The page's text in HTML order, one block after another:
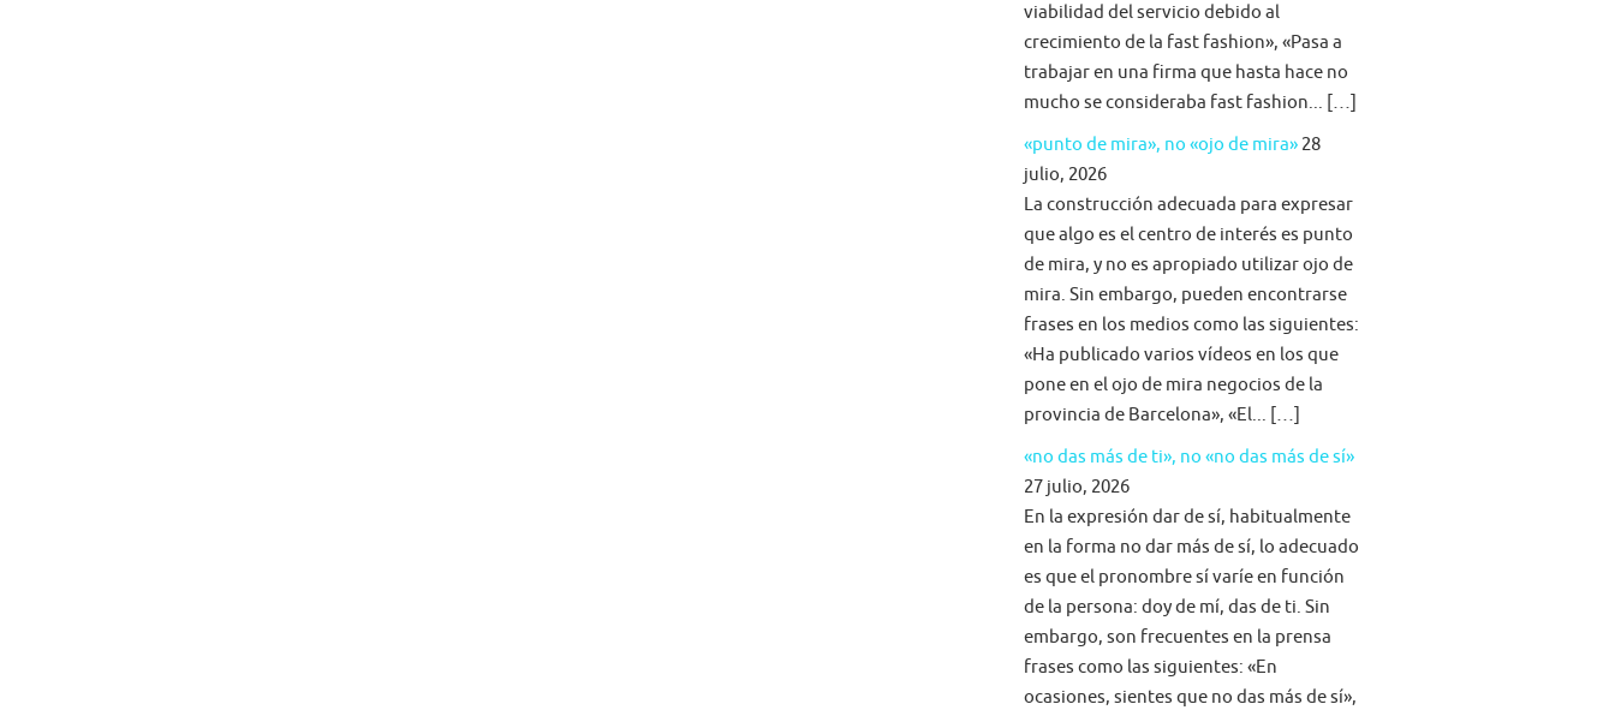
viabilidad del servicio debido al
crecimiento de la fast fashion», «Pasa a
trabajar en una firma que hasta hace no
mucho se consideraba fast fashion... […]
«punto de mira», no «ojo de mira» 28
julio, 2026
La construcción adecuada para expresar
que algo es el centro de interés es punto
de mira, y no es apropiado utilizar ojo de
mira. Sin embargo, pueden encontrarse
frases en los medios como las siguientes:
«Ha publicado varios vídeos en los que
pone en el ojo de mira negocios de la
provincia de Barcelona», «El... […]
«no das más de ti», no «no das más de sí»
27 julio, 2026
En la expresión dar de sí, habitualmente
en la forma no dar más de sí, lo adecuado
es que el pronombre sí varíe en función
de la persona: doy de mí, das de ti. Sin
embargo, son frecuentes en la prensa
frases como las siguientes: «En
ocasiones, sientes que no das más de sí»,